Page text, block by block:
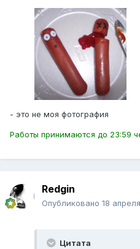
- это не моя фотография
Работы принимаются до 23:59
Redgin
Опубликовано 18
Цитата